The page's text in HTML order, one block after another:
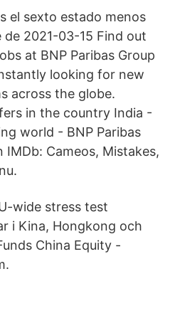
el sexto estado menos
2021-03-15 Find out
at BNP Paribas Group
looking for new
across the globe.
in the country India -
world - BNP Paribas
IMDb: Cameos, Mistakes,
wide stress test
i Kina, Hongkong och
China Equity -